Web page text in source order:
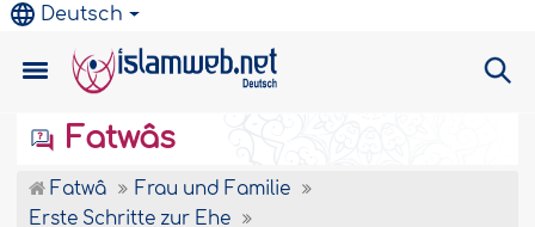
Deutsch
Fatwâs
Fatwâ
Frau und Familie
Erste Schritte zur Ehe